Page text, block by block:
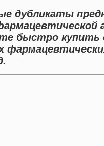
дубликаты
быстро купить